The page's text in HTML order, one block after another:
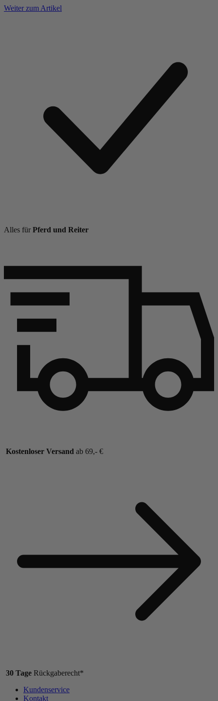
Weiter zum Artikel
Alles für Pferd und Reiter
Kostenloser Versand ab 69,- €
30 Tage Rückgaberecht*
Kundenservice
Kontakt